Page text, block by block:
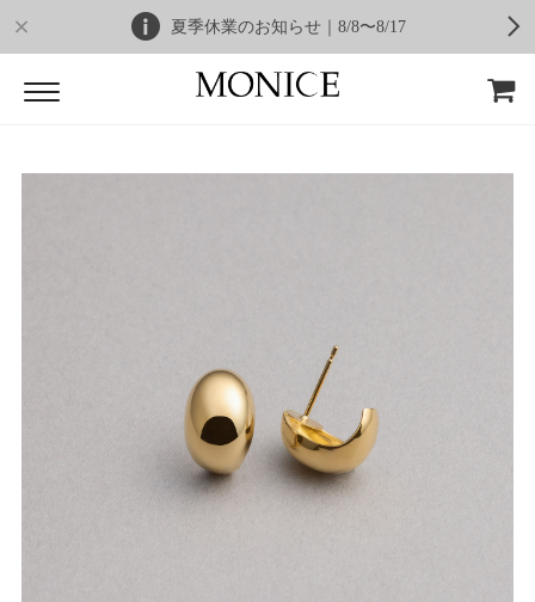
夏季休業のお知らせ｜8/8〜8/17